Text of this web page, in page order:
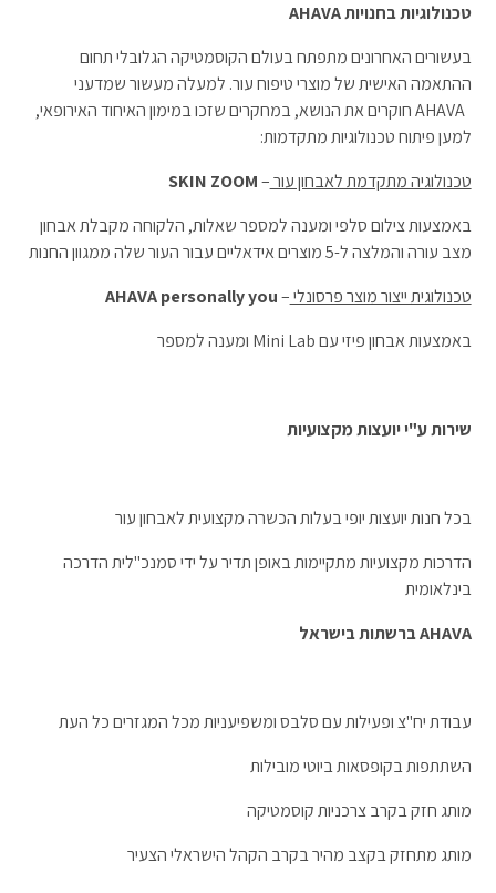
טכנולוגיות בחנויותAHAVA
בעשורים האחרונים מתפתח בעולם הקוסמטיקה הגלובלי תחום
ההתאמה האישית של מוצרי טיפוח עור. למעלה מעשור שמדעני
AHAVA חוקרים את הנושא, במחקרים שזכו במימון האיחוד האירופאי,
למען פיתוח טכנולוגיות מתקדמות:
טכנולוגיה מתקדמת לאבחון עור–
SKIN ZOOM
באמצעות צילום סלפי ומענה למספר שאלות, הלקוחה מקבלת אבחון
מצב עורה והמלצה ל-5 מוצרים אידאליים עבור העור שלה ממגוון החנות
טכנולוגית ייצור מוצר פרסונלי–
AHAVA personally you
באמצעות אבחון פיזי עם Mini Lab ומענה למספר
שירות ע"י יועצות מקצועיות
בכל חנות יועצות יופי בעלות הכשרה מקצועית לאבחון עור
הדרכות מקצועיות מתקיימות באופן תדיר על ידי סמנכ"לית הדרכה
בינלאומית
AHAVAברשתות בישראל
עבודת יח"צ ופעילות עם סלבס ומשפיעניות מכל המגזרים כל העת
השתתפות בקופסאות ביוטי מובילות
מותג חזק בקרב צרכניות קוסמטיקה
מותג מתחזק בקצב מהיר בקרב הקהל הישראלי הצעיר